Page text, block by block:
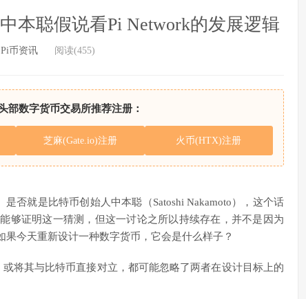
本聪假说看Pi Network的发展逻辑
Pi币资讯 阅读(455)
部数字货币交易所推荐注册：
芝麻(Gate.io)注册 火币(HTX)注册
否就是比特币创始人中本聪（Satoshi Nakamoto），这个话
够证明这一猜测，但这一讨论之所以持续存在，并不是因为
今天重新设计一种数字货币，它会是什么样子？
将其与比特币直接对立，都可能忽略了两者在设计目标上的